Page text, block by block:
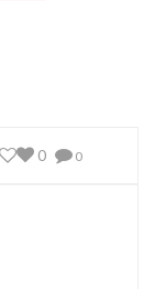
0
0